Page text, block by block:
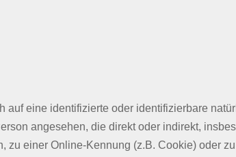
auf eine identifizierte oder identifizierbare
angesehen, die direkt oder indirekt,
zu einer Online-Kennung (z.B. Cookie) oder